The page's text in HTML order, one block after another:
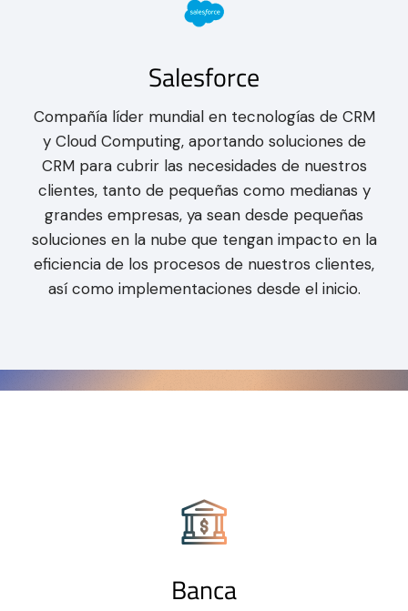
Salesforce
Compañía líder mundial en tecnologías de CRM
y Cloud Computing, aportando soluciones de
CRM para cubrir las necesidades de nuestros
clientes, tanto de pequeñas como medianas y
grandes empresas, ya sean desde pequeñas
soluciones en la nube que tengan impacto en la
eficiencia de los procesos de nuestros clientes,
así como implementaciones desde el inicio.
Banca